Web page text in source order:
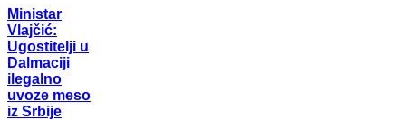
Ministar
Vlajčić:
Ugostitelji u
Dalmaciji
ilegalno
uvoze meso
iz Srbije